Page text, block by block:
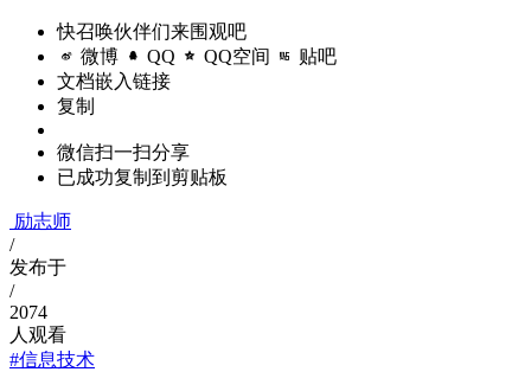
快召唤伙伴们来围观吧
微博 QQ QQ空间 贴吧
文档嵌入链接
复制
微信扫一扫分享
已成功复制到剪贴板
励志师
/
发布于
/
2074
人观看
#信息技术